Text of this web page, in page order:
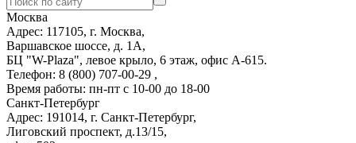
Москва
Адрес: 117105, г. Москва,
Варшавское шоссе, д. 1А,
БЦ "W-Plaza", левое крыло, 6 этаж, офис А-615.
Телефон: 8 (800) 707-00-29 ,
Время работы: пн-пт с 10-00 до 18-00
Санкт-Петербург
Адрес: 191014, г. Санкт-Петербург,
Лиговский проспект, д.13/15,